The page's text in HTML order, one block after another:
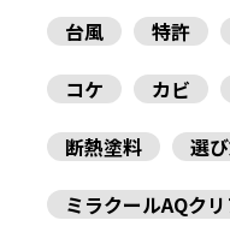
台風
特許
コケ
カビ
断熱塗料
選
ミラクールAQク